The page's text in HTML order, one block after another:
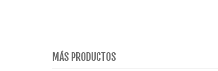
MÁS PRODUCTOS